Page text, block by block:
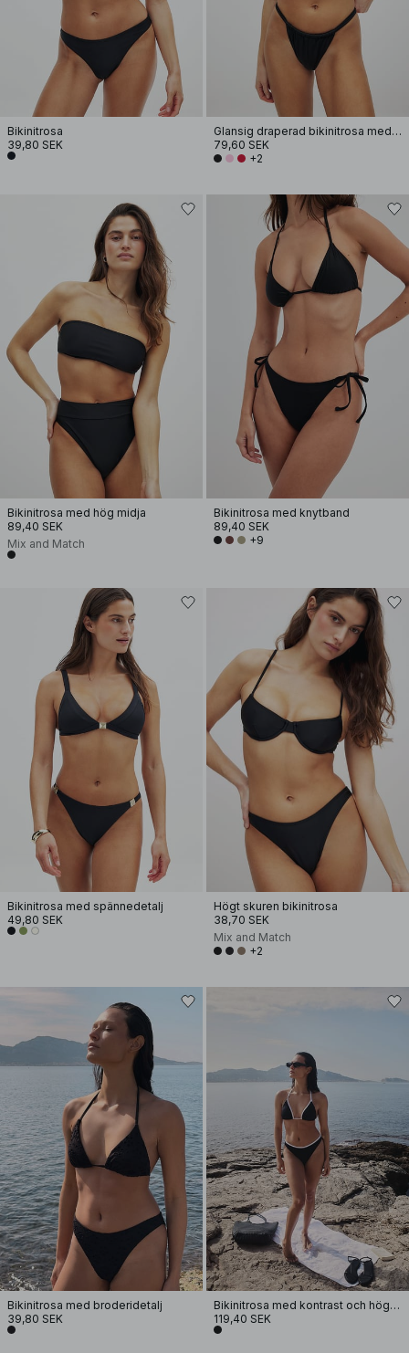
Bikinitrosa
39,80 SEK
Glansig draperad bikinitrosa med hög skärning
79,60 SEK
+2
Bikinitrosa med hög midja
89,40 SEK
Mix and Match
Bikinitrosa med knytband
89,40 SEK
+9
Bikinitrosa med spännedetalj
49,80 SEK
Högt skuren bikinitrosa
38,70 SEK
Mix and Match
+2
Bikinitrosa med broderidetalj
39,80 SEK
Bikinitrosa med kontrast och hög skärning
119,40 SEK